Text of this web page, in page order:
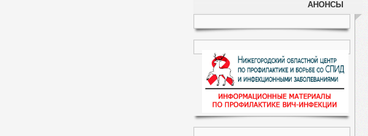
АНОНСЫ